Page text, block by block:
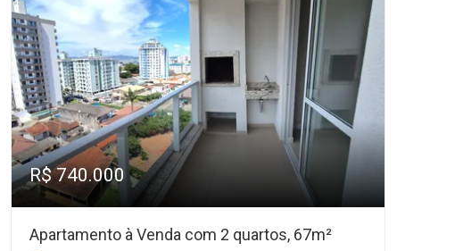
R$ 740.000
Apartamento à Venda com 2 quartos, 67m²